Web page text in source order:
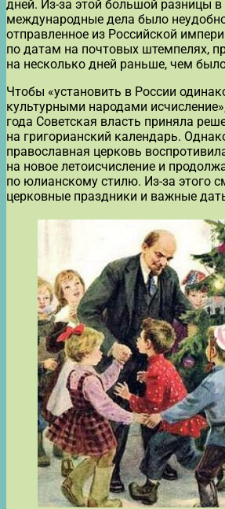
дней. Из-за этой большой разницы в
международные дела было
отправленное из Российской
по датам на почтовых штемпелях,
на несколько дней раньше, чем
Чтобы «установить в России
культурными народами
года Советская власть приняла
на григорианский календарь.
православная церковь
на новое летоисчисление и
по юлианскому стилю. Из-за этого
церковные праздники и важные